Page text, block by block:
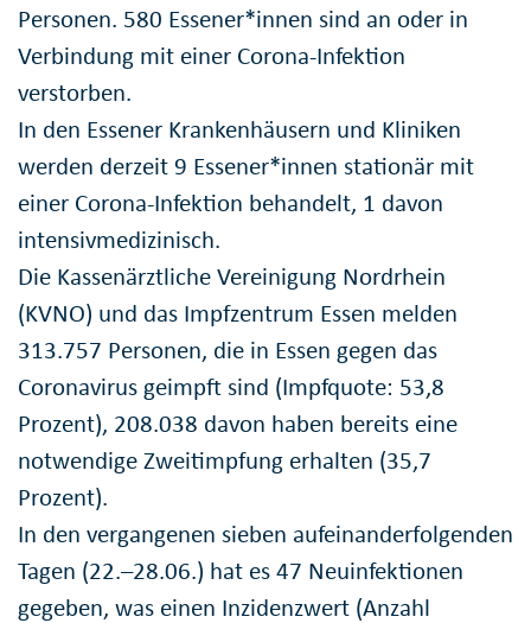
Personen. 580 Essener*innen sind an oder in
Verbindung mit einer Corona-Infektion
verstorben.
In den Essener Krankenhäusern und Kliniken
werden derzeit 9 Essener*innen stationär mit
einer Corona-Infektion behandelt, 1 davon
intensivmedizinisch.
Die Kassenärztliche Vereinigung Nordrhein
(KVNO) und das Impfzentrum Essen melden
313.757 Personen, die in Essen gegen das
Coronavirus geimpft sind (Impfquote: 53,8
Prozent), 208.038 davon haben bereits eine
notwendige Zweitimpfung erhalten (35,7
Prozent).
In den vergangenen sieben aufeinanderfolgenden
Tagen (22.–28.06.) hat es 47 Neuinfektionen
gegeben, was einen Inzidenzwert (Anzahl